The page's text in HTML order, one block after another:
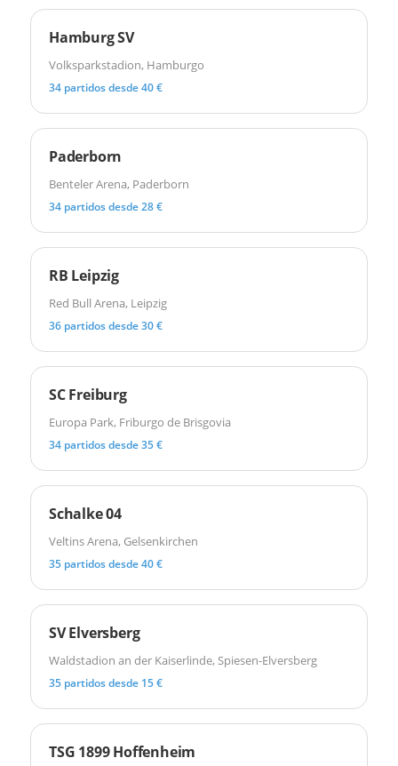
Hamburg SV
Volksparkstadion, Hamburgo
34 partidos desde 40 €
Paderborn
Benteler Arena, Paderborn
34 partidos desde 28 €
RB Leipzig
Red Bull Arena, Leipzig
36 partidos desde 30 €
SC Freiburg
Europa Park, Friburgo de Brisgovia
34 partidos desde 35 €
Schalke 04
Veltins Arena, Gelsenkirchen
35 partidos desde 40 €
SV Elversberg
Waldstadion an der Kaiserlinde, Spiesen-Elversberg
35 partidos desde 15 €
TSG 1899 Hoffenheim